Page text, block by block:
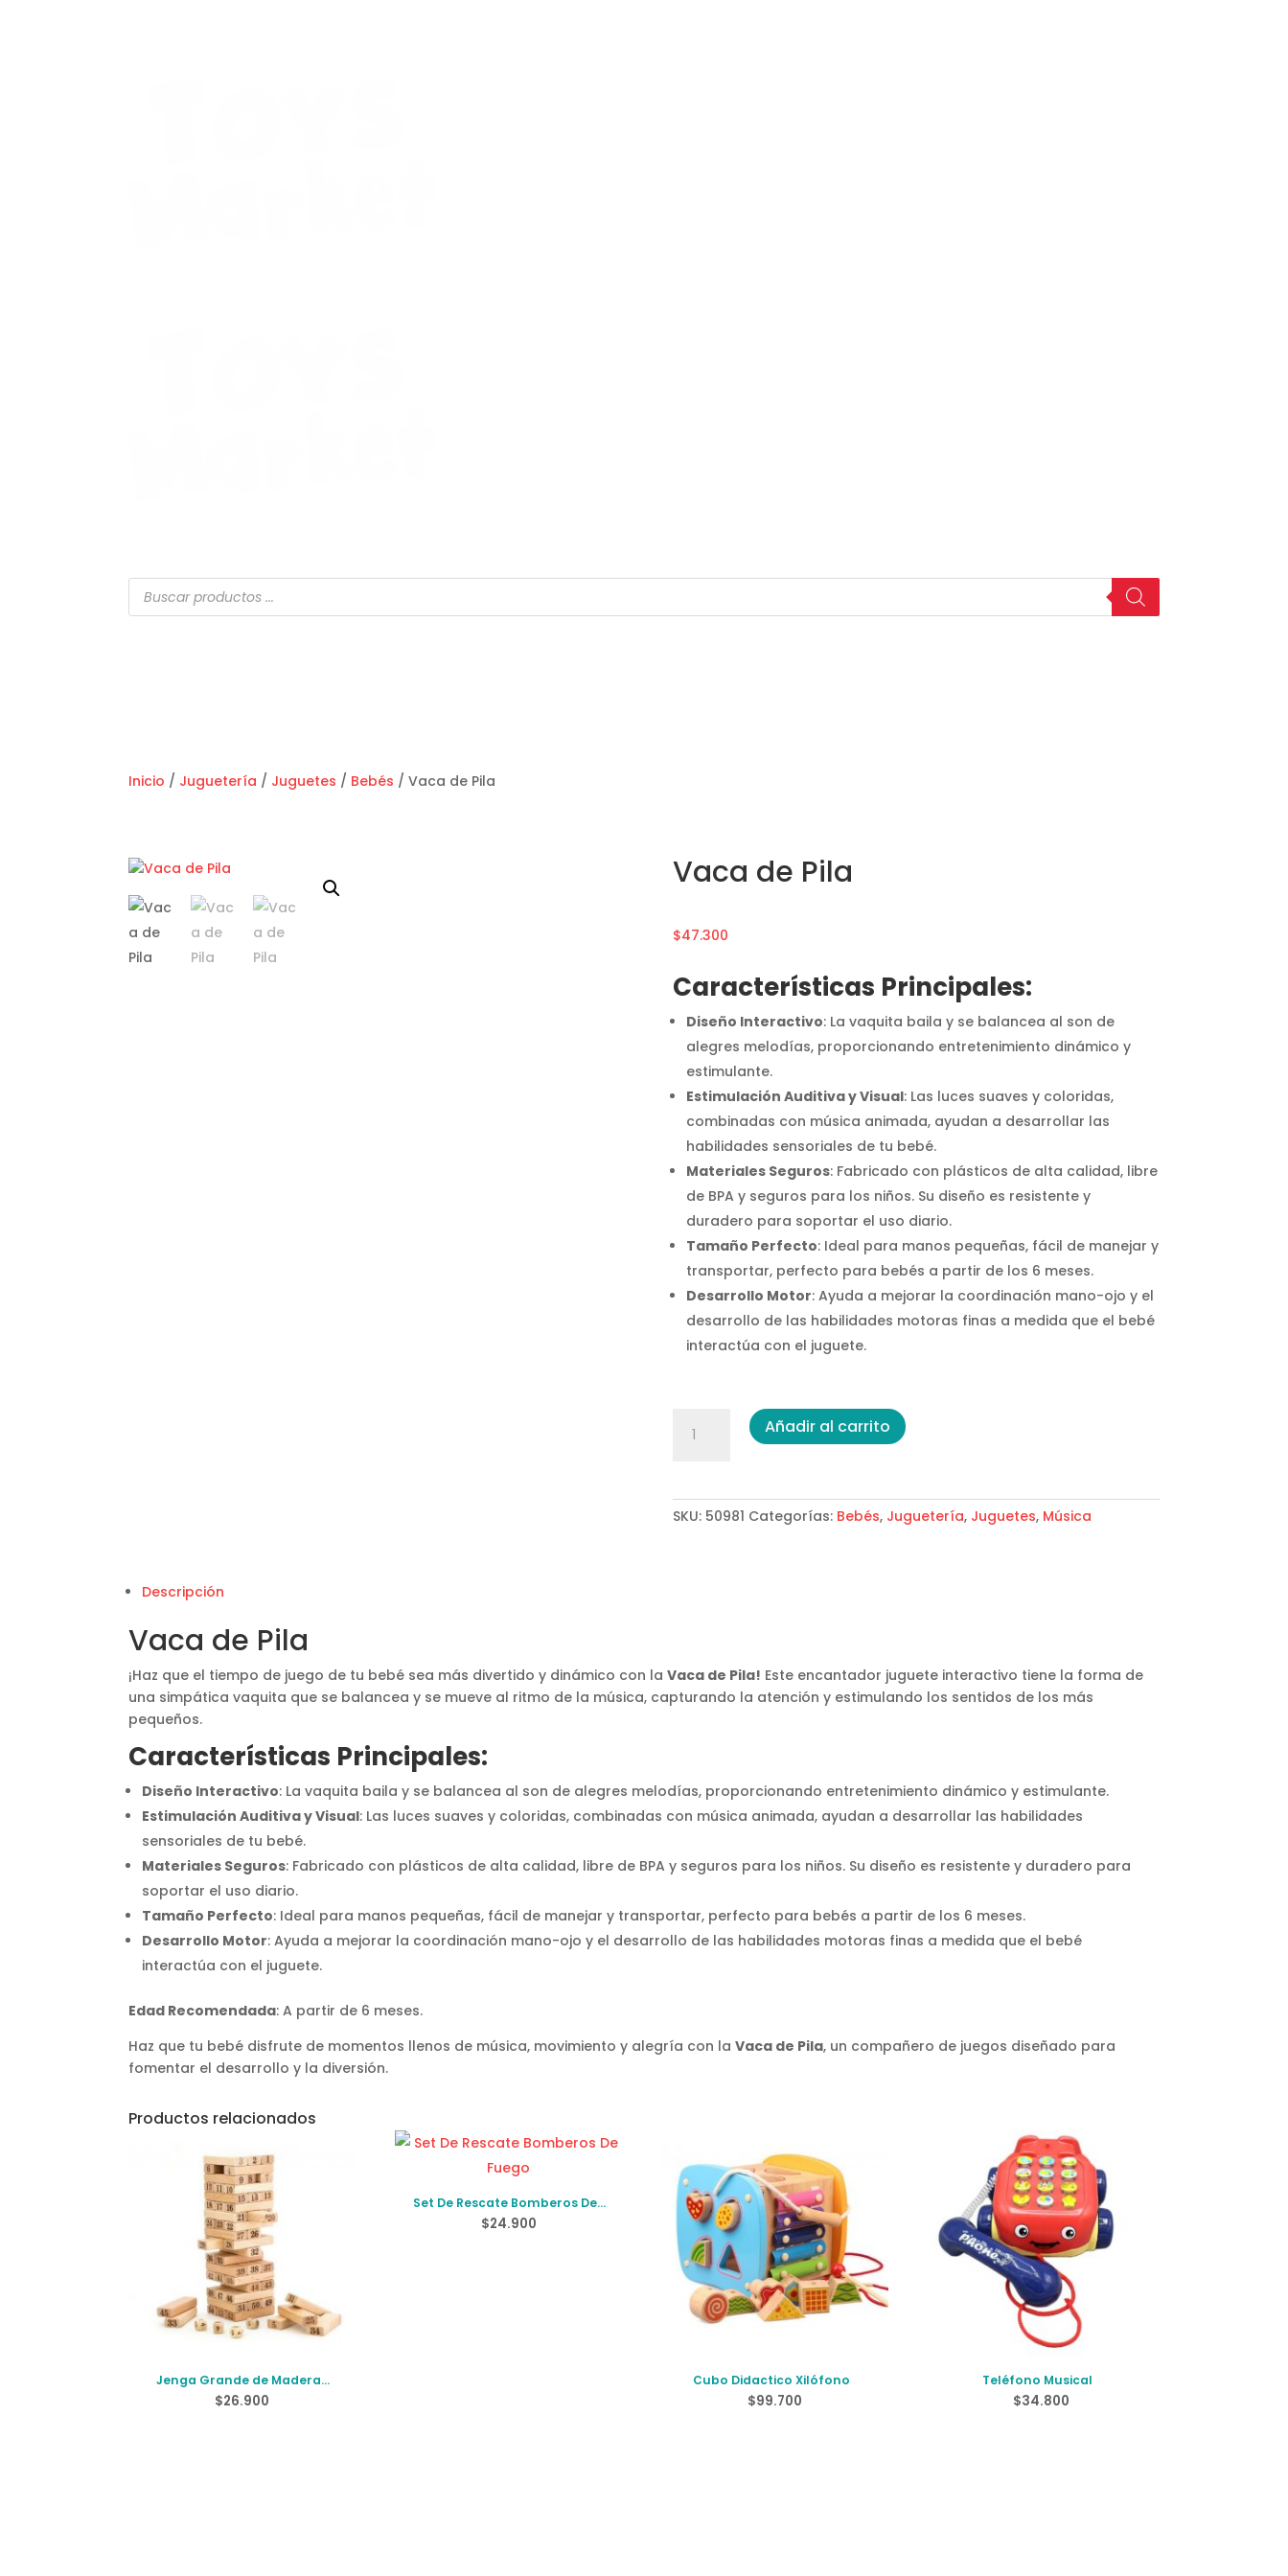
Búsqueda
de
productos
Inicio / Juguetería / Juguetes / Bebés / Vaca de Pila
Vaca de Pila
$47.300
Características Principales:
Diseño Interactivo: La vaquita baila y se balancea al son de
alegres melodías, proporcionando entretenimiento dinámico y
estimulante.
Estimulación Auditiva y Visual: Las luces suaves y coloridas,
combinadas con música animada, ayudan a desarrollar las
habilidades sensoriales de tu bebé.
Materiales Seguros: Fabricado con plásticos de alta calidad, libre
de BPA y seguros para los niños. Su diseño es resistente y
duradero para soportar el uso diario.
Tamaño Perfecto: Ideal para manos pequeñas, fácil de manejar y
transportar, perfecto para bebés a partir de los 6 meses.
Desarrollo Motor: Ayuda a mejorar la coordinación mano-ojo y el
desarrollo de las habilidades motoras finas a medida que el bebé
interactúa con el juguete.
Añadir al carrito
SKU: 50981 Categorías: Bebés, Juguetería, Juguetes, Música
Descripción
Vaca de Pila
¡Haz que el tiempo de juego de tu bebé sea más divertido y dinámico con laVaca de Pila! Este encantador juguete interactivo tiene la forma de
una simpática vaquita que se balancea y se mueve al ritmo de la música, capturando la atención y estimulando los sentidos de los más
pequeños.
Características Principales:
Diseño Interactivo: La vaquita baila y se balancea al son de alegres melodías, proporcionando entretenimiento dinámico y estimulante.
Estimulación Auditiva y Visual: Las luces suaves y coloridas, combinadas con música animada, ayudan a desarrollar las habilidades
sensoriales de tu bebé.
Materiales Seguros: Fabricado con plásticos de alta calidad, libre de BPA y seguros para los niños. Su diseño es resistente y duradero para
soportar el uso diario.
Tamaño Perfecto: Ideal para manos pequeñas, fácil de manejar y transportar, perfecto para bebés a partir de los 6 meses.
Desarrollo Motor: Ayuda a mejorar la coordinación mano-ojo y el desarrollo de las habilidades motoras finas a medida que el bebé
interactúa con el juguete.
Edad Recomendada: A partir de 6 meses.
Haz que tu bebé disfrute de momentos llenos de música, movimiento y alegría con laVaca de Pila, un compañero de juegos diseñado para
fomentar el desarrollo y la diversión.
Productos relacionados
Jenga Grande de Madera
Números
$26.900
Set De Rescate Bomberos De
Fuego
$24.900
Cubo Didactico Xilófono
$99.700
Teléfono Musical
$34.800